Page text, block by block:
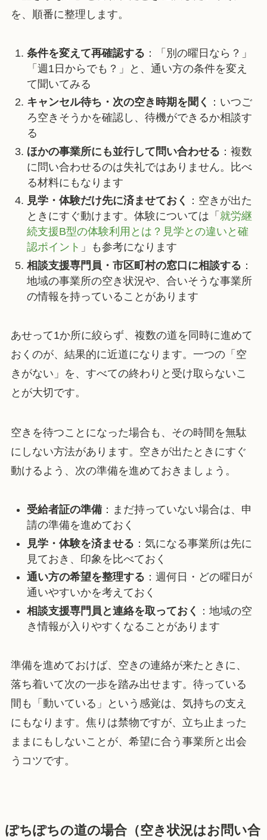
を、順番に整理します。
条件を変えて再確認する ：「別の曜日なら？」
「週1日からでも？」と、通い方の条件を変え
て聞いてみる
キャンセル待ち・次の空き時期を聞く
：いつご
ろ空きそうかを確認し、待機ができるか相談す
る
ほかの事業所にも並行して問い合わせる ：複数
に問い合わせるのは失礼ではありません。比べ
る材料にもなります
見学・体験だけ先に済ませておく
：空きが出た
ときにすぐ動けます。体験については「 就労継
続支援B型の体験利用とは？見学との違いと確
認ポイント 」も参考になります
相談支援専門員・市区町村の窓口に相談する ：
地域の事業所の空き状況や、合いそうな事業所
の情報を持っていることがあります
あせって1か所に絞らず、複数の道を同時に進めて
おくのが、結果的に近道になります。一つの「空
きがない」を、すべての終わりと受け取らないこ
とが大切です。
空きを待つことになった場合も、その時間を無駄
にしない方法があります。空きが出たときにすぐ
動けるよう、次の準備を進めておきましょう。
受給者証の準備：まだ持っていない場合は、申
請の準備を進めておく
見学・体験を済ませる ：気になる事業所は先に
見ておき、印象を比べておく
通い方の希望を整理する ：週何日・どの曜日が
通いやすいかを考えておく
相談支援専門員と連絡を取っておく
：地域の空
き情報が入りやすくなることがあります
準備を進めておけば、空きの連絡が来たときに、
落ち着いて次の一歩を踏み出せます。待っている
間も「動いている」という感覚は、気持ちの支え
にもなります。焦りは禁物ですが、立ち止まった
ままにもしないことが、希望に合う事業所と出会
うコツです。
ぽちぽちの道の場合（空き状況はお問い合